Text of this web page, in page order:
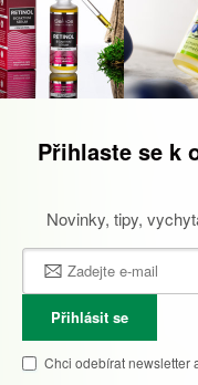
Přihlaste se k
Novinky, tipy,
Přihlásit se
Chci odebírat newsletter